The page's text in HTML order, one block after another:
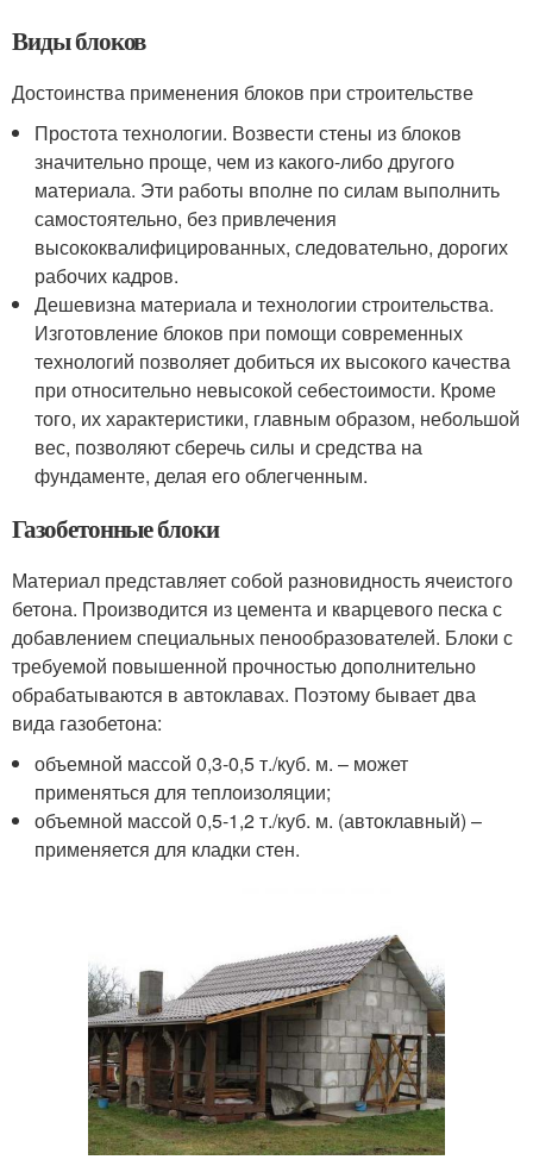
Виды блоков
Достоинства применения блоков при строительстве
Простота технологии. Возвести стены из блоков
значительно проще, чем из какого-либо другого
материала. Эти работы вполне по силам выполнить
самостоятельно, без привлечения
высококвалифицированных, следовательно, дорогих
рабочих кадров.
Дешевизна материала и технологии строительства.
Изготовление блоков при помощи современных
технологий позволяет добиться их высокого качества
при относительно невысокой себестоимости. Кроме
того, их характеристики, главным образом, небольшой
вес, позволяют сберечь силы и средства на
фундаменте, делая его облегченным.
Газобетонные блоки
Материал представляет собой разновидность ячеистого
бетона. Производится из цемента и кварцевого песка с
добавлением специальных пенообразователей. Блоки с
требуемой повышенной прочностью дополнительно
обрабатываются в автоклавах. Поэтому бывает два
вида газобетона:
объемной массой 0,3-0,5 т./куб. м. – может
применяться для теплоизоляции;
объемной массой 0,5-1,2 т./куб. м. (автоклавный) –
применяется для кладки стен.